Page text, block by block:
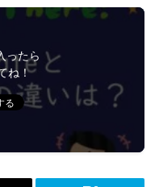
ったら
ね！